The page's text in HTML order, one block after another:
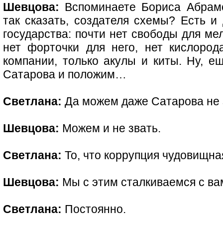
Шевцова: Вспоминаете Бориса
так сказать, создателя схемы? Есть и
государства: почти нет свободы для
нет форточки для него, нет
компании, только акулы и киты. Ну,
Сатарова и положим…
Светлана: Да можем даже Сатарова не
Шевцова: Можем и не звать.
Светлана: То, что коррупция
Шевцова: Мы с этим сталкиваемся с
Светлана: Постоянно.